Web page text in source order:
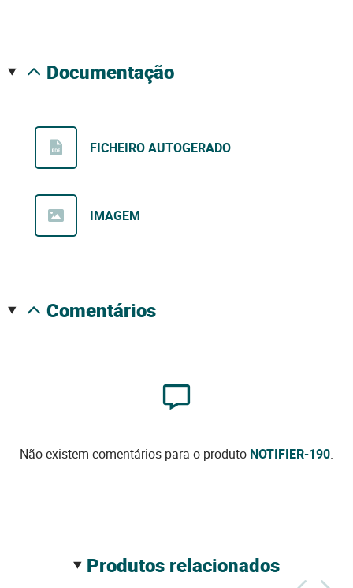
documentação
FICHEIRO AUTOGERADO
IMAGEM
comentários
Não existem comentários para o produto NOTIFIER-190.
produtos relacionados